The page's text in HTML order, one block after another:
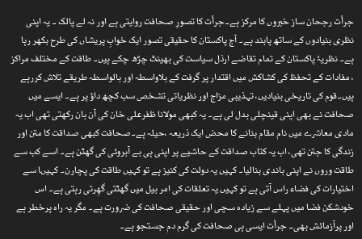
جرأت رجحان ساز خبروں کا مرکز ہے۔جرأت کا تصورِ صحافت روایتی ہے اور نہ لے پالک ۔ یہ اپنی
نظری بنیادوں کے ساتھ پابند ہے۔ آج پاکستان کا حقیقی تصور ایک خوابِ پریشاں کی طرح بکھر رہا
ہے۔ نظریۂ پاکستان کے تمام تقاضے ارذل سیاست کی بھینٹ چڑھ چکے ہیں۔ طاقت کے مختلف مراکز
، مفادات کے تحفظ کی کشاکش میں اقتدار پر گرفت کے بلاواسطہ اور بالواسطہ طریقے تلاش کررہے
ہیں۔قوم کی تاریخی بنیادیں، تہذیبی مزاج اور نظریاتی تشخص سب کچھ داؤ پر ہے۔ ایسے میں
صحافت نے بھی اپنی قینچلی بدل لی ہے۔ یہ کبھی مولانا ظفرعلی خان کی آن بان رکھتی تھی اب یہ
مادی معاشرے میں نام مقام بنانے کا محض ایک ذریعہ ،حیلہ ہے۔صحافت کبھی صداقت کا متن اور
زندگی کا جتن تھی، اب یہ کتاب صداقت کے حاشیے پر اپنی ہی بے آبروئی کی گھٹن ہے۔ اسے کب سے
طاقت وروں نے اپنی باندی بنالیا۔ کہیں یہ دولت کی کنیز ہے تو کہیں طاقت کی پچارن۔ کہیںا سے
اختیارات کی فضاء راس آتی ہے تو کہیں یہ تعلقات کی امر بیل میں گھٹتی گھِرتی رہتی ہے۔ اس
خودشکن فضا میں پہلے سے زیادہ سچی اور حقیقی صحافت کی ضرورت ہے۔ مگر یہ راہ پرخطر ہے
اور پرآزمائش بھی۔ جرأت ایسی ہی صحافت کی گرم دم جستجو ہے۔